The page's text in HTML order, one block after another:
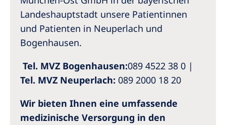
Landeshauptstadt unsere Patientinnen
und Patienten in Neuperlach und
Bogenhausen.
Tel. MVZ Bogenhausen:089 4522 38 0 |
Tel. MVZ Neuperlach: 089 2000 18 20
Wir bieten Ihnen eine umfassende
medizinische Versorgung in den